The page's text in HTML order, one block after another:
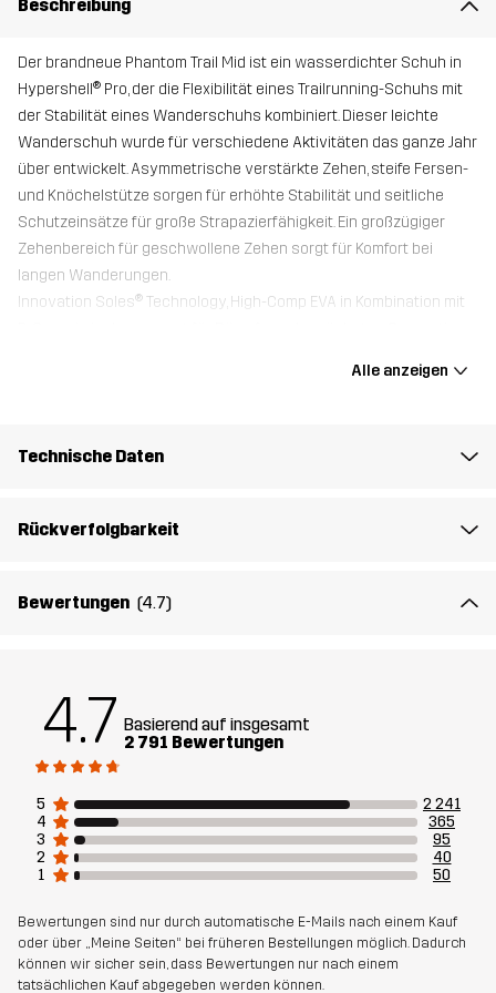
Beschreibung
Der brandneue Phantom Trail Mid ist ein wasserdichter Schuh in
Hypershell® Pro, der die Flexibilität eines Trailrunning-Schuhs mit
der Stabilität eines Wanderschuhs kombiniert. Dieser leichte
Wanderschuh wurde für verschiedene Aktivitäten das ganze Jahr
über entwickelt. Asymmetrische verstärkte Zehen, steife Fersen-
und Knöchelstütze sorgen für erhöhte Stabilität und seitliche
Schutzeinsätze für große Strapazierfähigkeit. Ein großzügiger
Zehenbereich für geschwollene Zehen sorgt für Komfort bei
langen Wanderungen.
Innovation Soles® Technology, High-Comp EVA in Kombination mit
welche unter der Originalsohle platziert wird.
Oberteil 100% Polyester
Gewicht
Entworfen für WANDERN
Artikelnummer 10411_2001
Alle anzeigen
Technische Daten
Rückverfolgbarkeit
Bewertungen (4.7)
4.7 Basierend auf insgesamt
2 791 Bewertungen
5
2 241
4
365
3
95
2
40
1
50
Bewertungen sind nur durch automatische E-Mails nach einem Kauf
oder über „Meine Seiten“ bei früheren Bestellungen möglich. Dadurch
können wir sicher sein, dass Bewertungen nur nach einem
tatsächlichen Kauf abgegeben werden können.